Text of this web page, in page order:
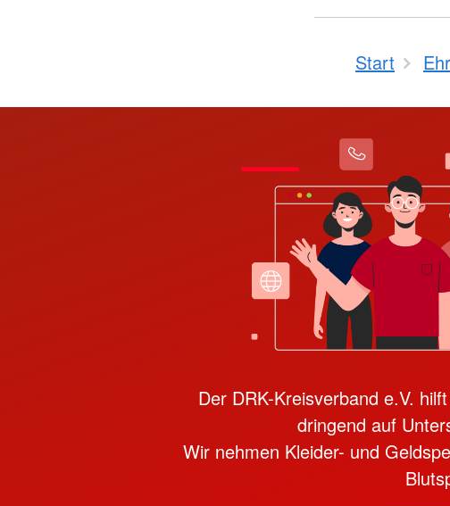
Start
Der DRK-Kreisverband e.V.
dringend auf
Wir nehmen Kleider- und